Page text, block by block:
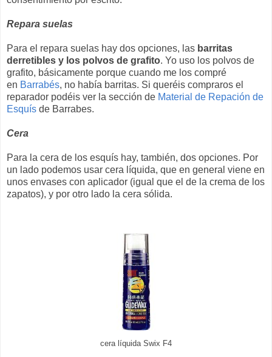
Repara suelas
Para el repara suelas hay dos opciones, las barritas
derretibles y los polvos de grafito. Yo uso los polvos de
grafito, básicamente porque cuando me los compré
en Barrabés, no había barritas. Si queréis compraros el
reparador podéis ver la sección de Material de Repación de
Esquís de Barrabes.
Cera
Para la cera de los esquís hay, también, dos opciones. Por
un lado podemos usar cera líquida, que en general viene en
unos envases con aplicador (igual que el de la crema de los
zapatos), y por otro lado la cera sólida.
cera líquida Swix F4